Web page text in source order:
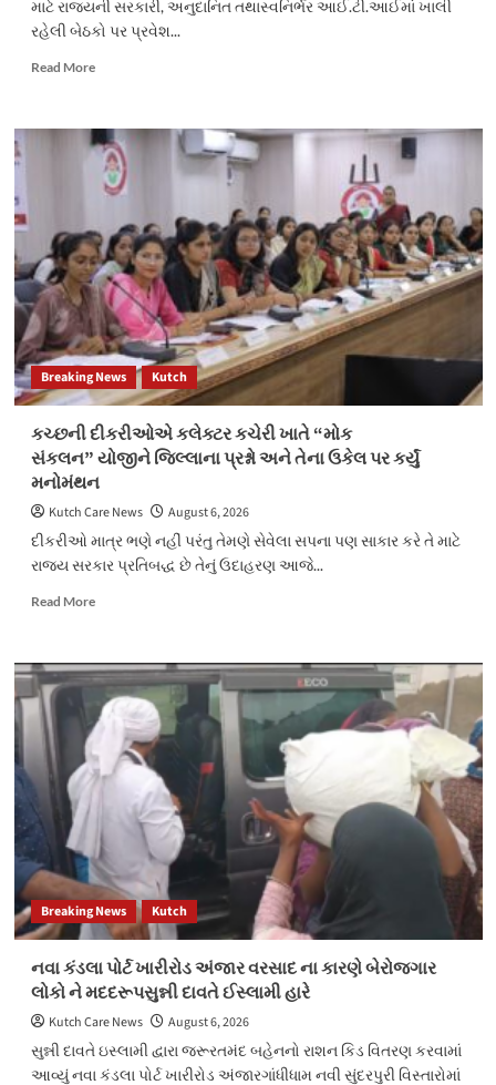
ફાયરિંગ
રેન્જ
ઓગસ્ટ
ફાયરિંગ
પ્રેક્ટીસ
યોજાશે
માટે રાજ્યની સરકારી, અનુદાનિત તથાસ્વનિર્ભર આઈ.ટી.આઈમાં ખાલી
રહેલી બેઠકો પર પ્રવેશ...
Read MoreRead
તા.
૭
થી
૧૪
આઈ.ટી.આઈ.માં
પ્રવેશ
પ્રક્રિયા
માટે
ચોથો
રાઉન્ડનું
આયોજન
કરવામાં
આવ્યું
Breaking News Kutch
કચ્છની દીકરીઓએ કલેક્ટર કચેરી ખાતે “મોક
સંકલન” યોજીને જિલ્લાના પ્રશ્નો અને તેના ઉકેલ પર કર્યું
મનોમંથન
Kutch Care News
August 6, 2026
દીકરીઓ માત્ર ભણે નહીં પરંતુ તેમણે સેવેલા સપના પણ સાકાર કરે તે માટે
રાજ્ય સરકાર પ્રતિબદ્ધ છે તેનું ઉદાહરણ આજે...
Read MoreRead
કચ્છની
દીકરીઓએ
કલેક્ટર
કચેરી
ખાતે “મોક
સંકલન” યોજીને
જિલ્લાના
અને
તેના
ઉકેલ
પર
કર્યું
મનોમંથન
Breaking News Kutch
નવા કંડલા પોર્ટ ખારીરોડ અંજાર વરસાદ ના કારણે બેરોજગાર
લોકો ને મદદરૂપસુન્ની દાવતે ઈસ્લામી હારે
Kutch Care News
August 6, 2026
સુન્ની દાવતે ઇસ્લામી દ્વારા જરૂરતમંદ બહેનનો રાશન કિડ વિતરણ કરવામાં
આવ્યું નવા કંડલા પોર્ટ ખારીરોડ અંજારગાંધીધામ નવી સુંદરપુરી વિસ્તારોમાં